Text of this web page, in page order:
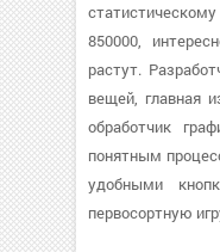
850000,
растут.
вещей, главная
обработчик
понятным
удобными
первосортную